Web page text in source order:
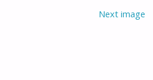
Next image